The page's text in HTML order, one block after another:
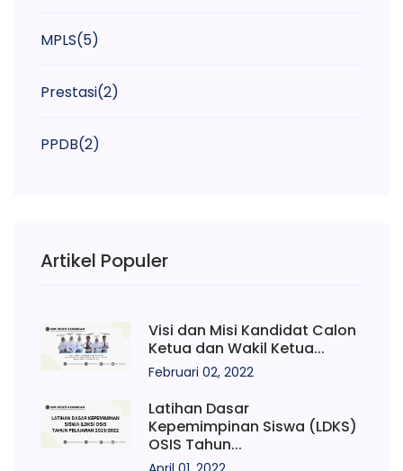
MPLS(5)
Prestasi(2)
PPDB(2)
Artikel Populer
Visi dan Misi Kandidat Calon
Ketua dan Wakil Ketua...
Februari 02, 2022
Latihan Dasar
Kepemimpinan Siswa (LDKS)
OSIS Tahun...